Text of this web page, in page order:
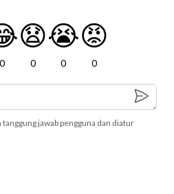
0
😧
0
😭
0
😡
0
jawab pengguna dan diatur